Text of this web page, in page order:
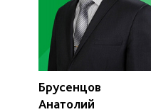
Брусенцов
Анатолий